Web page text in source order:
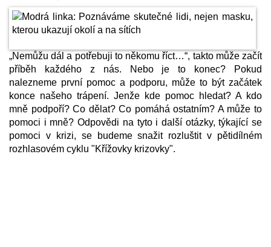
„Nemůžu dál a potřebuji to někomu říct…“, takto může začít
příběh každého z nás. Nebo je to konec? Pokud
nalezneme první pomoc a podporu, může to být začátek
konce našeho trápení. Jenže kde pomoc hledat? A kdo
mně podpoří? Co dělat? Co pomáhá ostatním? A může to
pomoci i mně? Odpovědi na tyto i další otázky, týkající se
pomoci v krizi, se budeme snažit rozluštit v pětidílném
rozhlasovém cyklu "Křížovky krizovky".